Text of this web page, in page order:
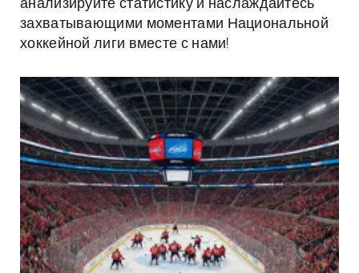
анализируйте статистику и наслаждайтесь
захватывающими моментами Национальной
хоккейной лиги вместе с нами!